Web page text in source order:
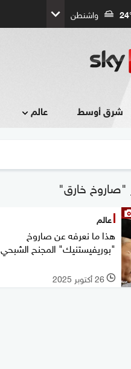
24 واشنطن
شرق أوسط عالم
عالم
هذا ما نعرفه عن صاروخ
"بوريفيستنيك" المجنح الشبحي
l 26 أكتوبر 2025